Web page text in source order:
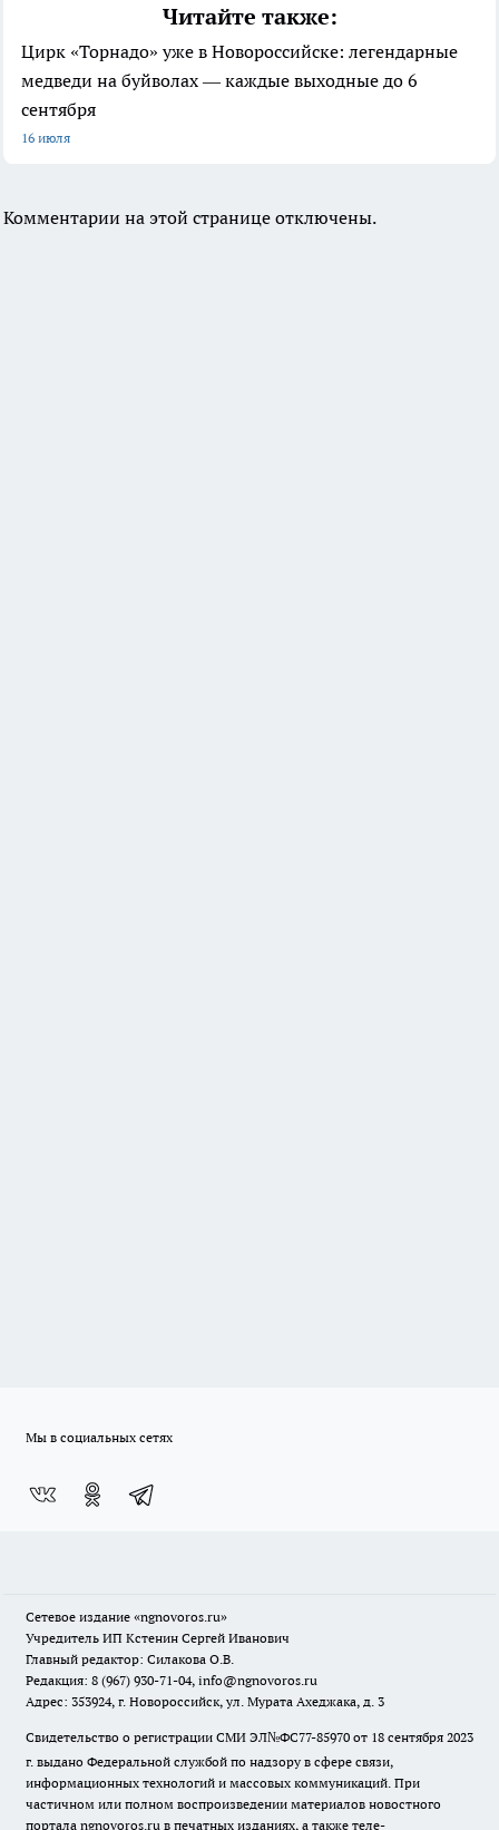
Читайте также:
Цирк «Торнадо» уже в Новороссийске: легендарные
медведи на буйволах — каждые выходные до 6
сентября
16 июля
Комментарии на этой странице отключены.
Мы в социальных сетях
Сетевое издание «ngnovoros.ru»
Учредитель ИП Кстенин Сергей Иванович
Главный редактор: Силакова О.В.
Редакция: 8 (967) 930-71-04, info@ngnovoros.ru
Адрес: 353924, г. Новороссийск, ул. Мурата Ахеджака, д. 3
Свидетельство о регистрации СМИ ЭЛ№ФС77-85970 от 18 сентября 2023
г. выдано Федеральной службой по надзору в сфере связи,
информационных технологий и массовых коммуникаций. При
частичном или полном воспроизведении материалов новостного
портала ngnovoros.ru в печатных изданиях, а также теле-